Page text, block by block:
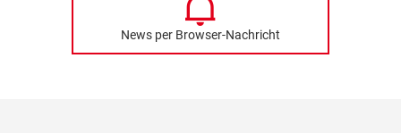
News per Browser-Nachricht